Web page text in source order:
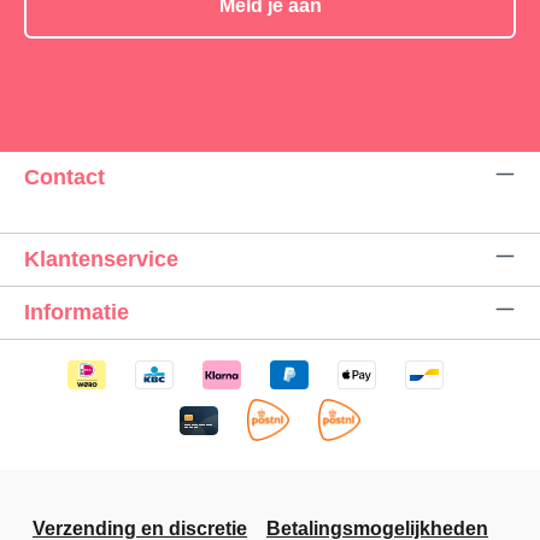
Meld je aan
Contact
Klantenservice
Informatie
Verzending en discretie Betalingsmogelijkheden